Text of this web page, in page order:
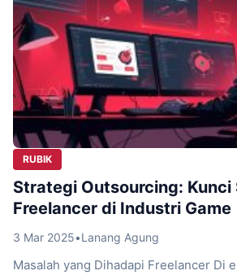
RUBIK
Strategi Outsourcing: Kunci
Freelancer di Industri Game
3 Mar 2025•Lanang Agung
Masalah yang Dihadapi Freelancer Di